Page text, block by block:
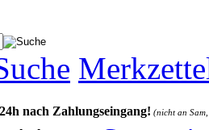
nach Zahlungseingang! (nicht an